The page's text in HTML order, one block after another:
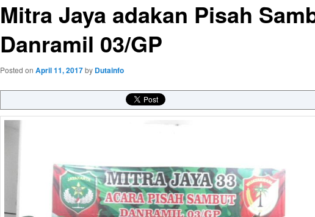
Mitra Jaya adakan Pisah
Danramil 03/GP
Posted on April 11, 2017by Dutainfo